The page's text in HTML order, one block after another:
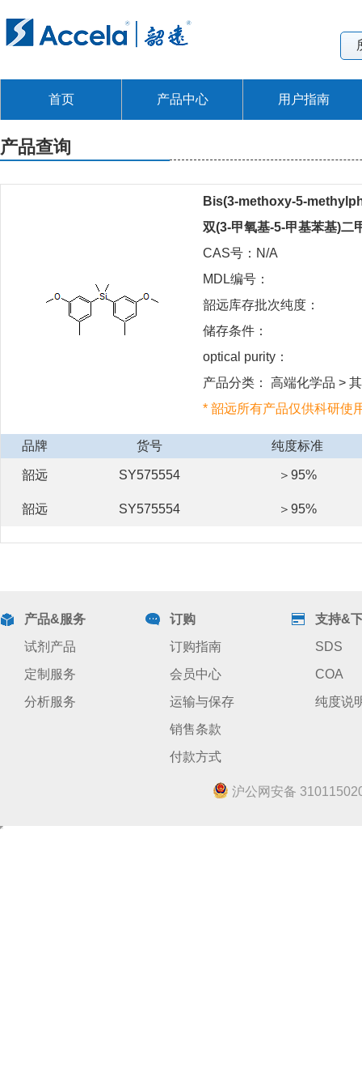
首页 产品中心 用户指南
产品查询
Bis(3-methoxy-5-
双(3-甲氧基-5-甲基苯基)二
CAS号：N/A
MDL编号：
韶远库存批次纯度：
储存条件：
optical purity：
产品分类： 高端化学品 >
* 韶远所有产品仅供科研使
品牌 货号 纯度标准
韶远 SY575554 ＞95%
韶远 SY575554 ＞95%
产品&服务
试剂产品
定制服务
分析服务
订购
订购指南
会员中心
运输与保存
销售条款
付款方式
支持&
SDS
COA
纯度说
沪公网安备